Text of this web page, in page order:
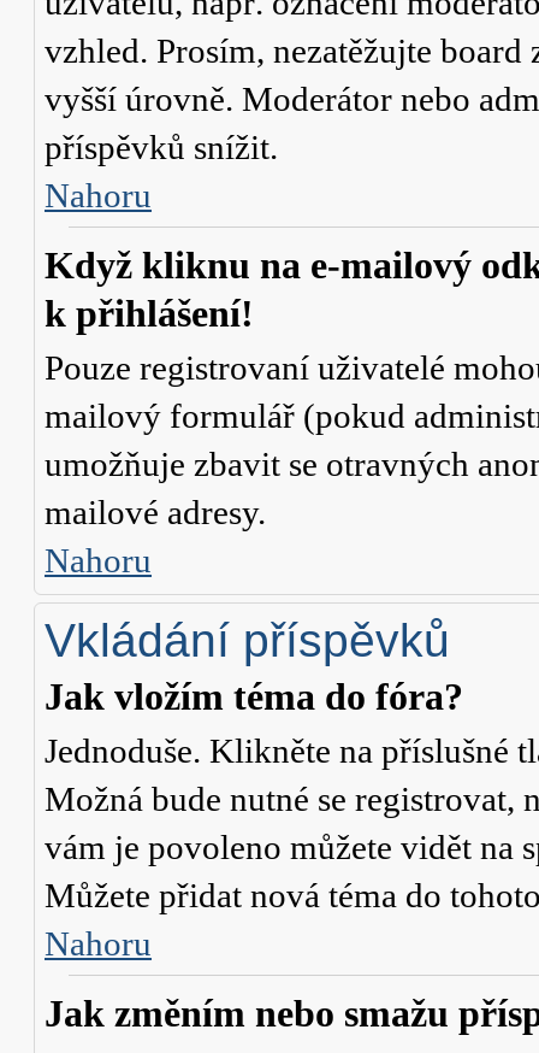
vzhled. Prosím, nezatěžujte
vyšší úrovně. Moderátor nebo
příspěvků snížit.
Nahoru
Když kliknu na e-mailový
k přihlášení!
Pouze registrovaní uživatelé
mailový formulář (pokud
umožňuje zbavit se otravných
mailové adresy.
Nahoru
Vkládání příspěvků
Jak vložím téma do fóra?
Jednoduše. Klikněte na příslušné
Možná bude nutné se registrovat,
vám je povoleno můžete vidět na
Můžete přidat nová téma do
Nahoru
Jak změním nebo smažu